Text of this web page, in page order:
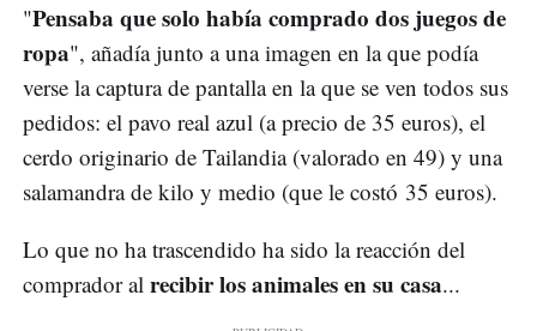
"Pensaba que solo había comprado dos juegos de
ropa", añadía junto a una imagen en la que podía
verse la captura de pantalla en la que se ven todos sus
pedidos: el pavo real azul (a precio de 35 euros), el
cerdo originario de Tailandia (valorado en 49) y una
salamandra de kilo y medio (que le costó 35 euros).
Lo que no ha trascendido ha sido la reacción del
comprador al recibir los animales en su casa...